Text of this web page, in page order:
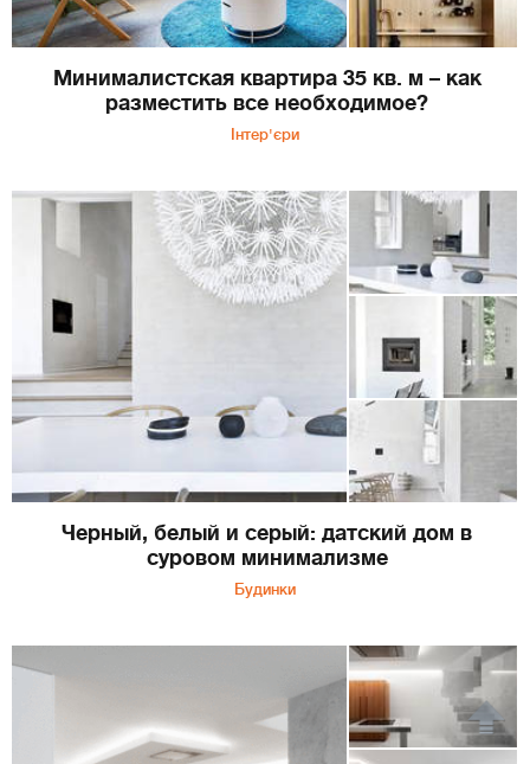
Минималистская квартира 35 кв. м – как
разместить все необходимое?
Інтер'єри
Черный, белый и серый: датский дом в
суровом минимализме
Будинки